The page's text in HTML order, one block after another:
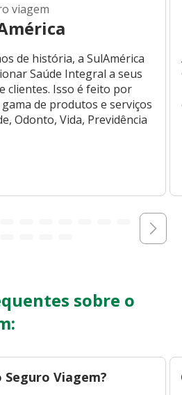
viagem
de história, a SulAmérica
Saúde Integral a seus
clientes. Isso é feito por
de produtos e serviços
Odonto, Vida, Previdência
sobre o
Seguro Viagem?